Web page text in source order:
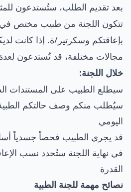
بعد تقديم الطلب، ستُستدعون
تتكون اللجنة من طبيب مختص في
بإعاقتكم وسكرتير/ة. إذا كانت
مجالات مختلفة، قد تُستدعون
خلال اللجنة:
سيطلع الطبيب على المستندات
سيُطلب منكم وصف حالتكم الطبية
اليومي
قد يجري الطبيب فحصاً جسدياً
في نهاية اللجنة ستُحدد نسب
القدرة
نصائح مهمة للجنة الطبية